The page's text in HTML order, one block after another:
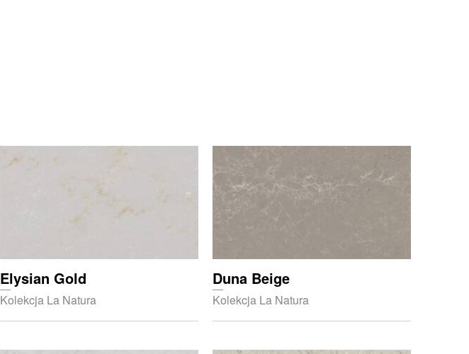
Elysian Gold
Kolekcja La Natura
Duna Beige
Kolekcja La Natura